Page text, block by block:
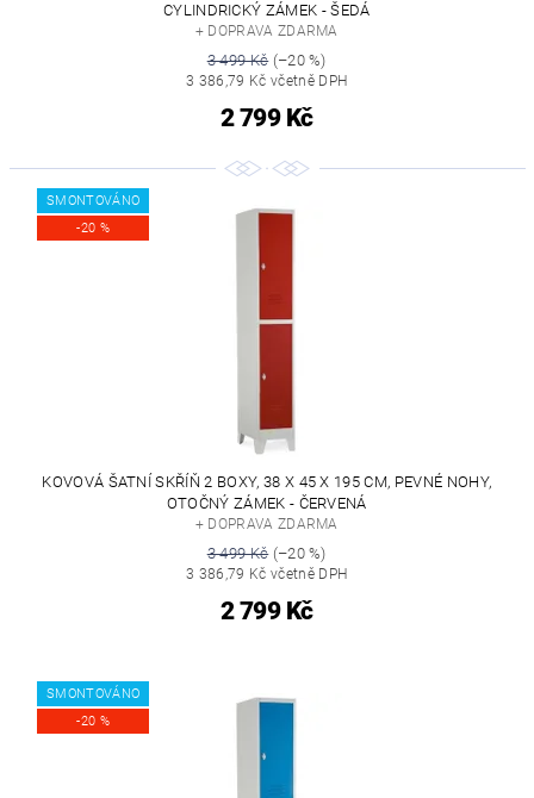
CYLINDRICKÝ ZÁMEK - ŠEDÁ
+ DOPRAVA ZDARMA
3 499 Kč(–20 %)
3 386,79 Kč včetně DPH
2 799 Kč
SMONTOVÁNO
-20 %
KOVOVÁ ŠATNÍ SKŘÍŇ 2 BOXY, 38 X 45 X 195 CM, PEVNÉ NOHY,
OTOČNÝ ZÁMEK - ČERVENÁ
+ DOPRAVA ZDARMA
3 499 Kč(–20 %)
3 386,79 Kč včetně DPH
2 799 Kč
SMONTOVÁNO
-20 %